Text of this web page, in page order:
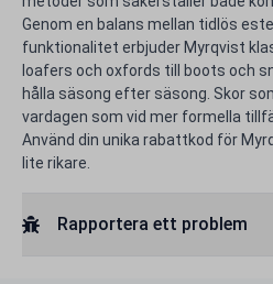
Genom en balans mellan tidlös
funktionalitet erbjuder Myrqvist
loafers och oxfords till boots och
hålla säsong efter säsong. Skor
vardagen som vid mer formella
Använd din unika rabattkod för
lite rikare.
Rapportera ett problem